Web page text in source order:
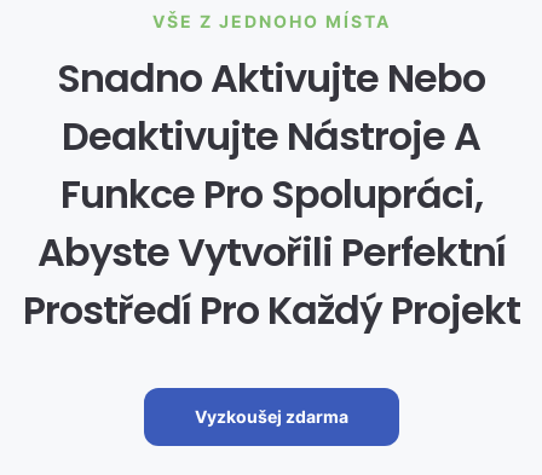
VŠE Z JEDNOHO MÍSTA
Snadno Aktivujte Nebo
Deaktivujte Nástroje A
Funkce Pro Spolupráci,
Abyste Vytvořili Perfektní
Prostředí Pro Každý Projekt
Vyzkoušej zdarma